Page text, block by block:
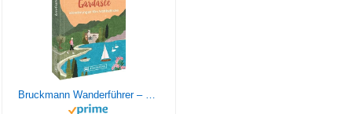
Bruckmann Wanderführer – Wander dich glücklich – Gardasee: Wanderungen fürs Wohlbefinden